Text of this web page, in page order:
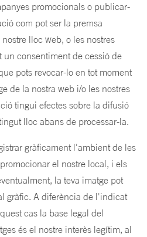
promocionals o publicar-
com pot ser la premsa
lloc web, o les nostres
un consentiment de cessió de
pots revocar-lo en tot moment
de la nostra web i/o les nostres
tingui efectes sobre la difusió
lloc abans de processar-la.
gràficament l'ambient de les
el nostre local, i els
la teva imatge pot
gràfic. A diferència de l'indicat
cas la base legal del
és el nostre interès legítim, al